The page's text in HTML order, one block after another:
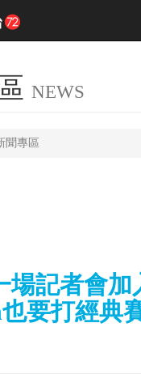
NEWS
聞專區
場記者會
要打經典